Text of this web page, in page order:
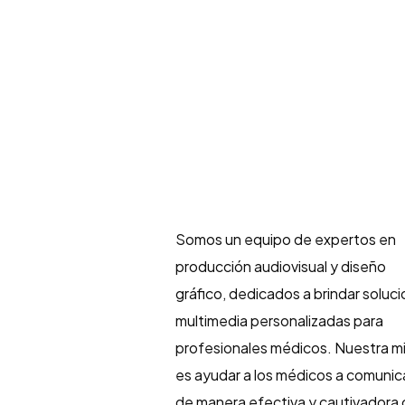
Somos un equipo de expertos en
producción audiovisual y diseño
gráfico, dedicados a brindar
multimedia personalizadas para
profesionales médicos. Nuestra
es ayudar a los médicos a